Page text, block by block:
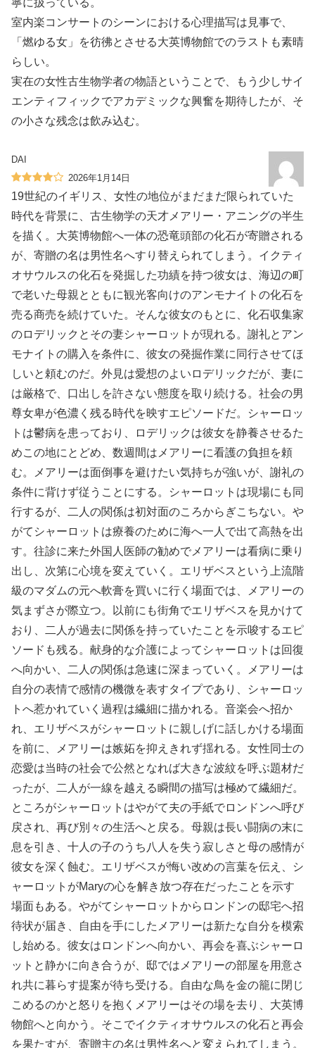
室内楽コンサートのシーンにおける心理描写は見事で、
「燃ゆる女」を彷彿とさせる大英博物館でのラストも素晴
らしい。
実在の女性古生物学者の物語ということで、もう少しサイ
エンティフィックでアカデミックな興奮を期待したが、そ
の小さな残念は飲み込む。
DAI
2026年1月14日
19世紀のイギリス、女性の地位がまだまだ限られていた
時代を背景に、古生物学の天才メアリー・アニングの半生
を描く。大英博物館へ一体の恐竜頭部の化石が寄贈される
が、寄贈の名は男性名へすり替えられてしまう。イクティ
オサウルスの化石を発掘した功績を持つ彼女は、海辺の町
で老いた母親とともに観光客向けのアンモナイトの化石を
売る商売を続けていた。そんな彼女のもとに、化石収集家
のロデリックとその妻シャーロットが現れる。謝礼とアン
モナイトの購入を条件に、彼女の発掘作業に同行させてほ
しいと頼むのだ。外見は愛想のよいロデリックだが、妻に
は厳格で、口出しを許さない態度を取り続ける。社会の男
尊女卑が色濃く残る時代を映すエピソードだ。シャーロッ
トは鬱病を患っており、ロデリックは彼女を静養させるた
めこの地にとどめ、数週間はメアリーに看護の負担を頼
む。メアリーは面倒事を避けたい気持ちが強いが、謝礼の
条件に背けず従うことにする。シャーロットは現場にも同
行するが、二人の関係は初対面のころからぎこちない。や
がてシャーロットは療養のために海へ一人で出て高熱を出
す。往診に来た外国人医師の勧めでメアリーは看病に乗り
出し、次第に心境を変えていく。エリザベスという上流階
級のマダムの元へ軟膏を買いに行く場面では、メアリーの
気まずさが際立つ。以前にも街角でエリザベスを見かけて
おり、二人が過去に関係を持っていたことを示唆するエピ
ソードも残る。献身的な介護によってシャーロットは回復
へ向かい、二人の関係は急速に深まっていく。メアリーは
自分の表情で感情の機微を表すタイプであり、シャーロッ
トへ惹かれていく過程は繊細に描かれる。音楽会へ招か
れ、エリザベスがシャーロットに親しげに話しかける場面
を前に、メアリーは嫉妬を抑えきれず揺れる。女性同士の
恋愛は当時の社会で公然となれば大きな波紋を呼ぶ題材だ
ったが、二人が一線を越える瞬間の描写は極めて繊細だ。
ところがシャーロットはやがて夫の手紙でロンドンへ呼び
戻され、再び別々の生活へと戻る。母親は長い闘病の末に
息を引き、十人の子のうち八人を失う寂しさと母の感情が
彼女を深く蝕む。エリザベスが悔い改めの言葉を伝え、シ
ャーロットがMaryの心を解き放つ存在だったことを示す
場面もある。やがてシャーロットからロンドンの邸宅へ招
待状が届き、自由を手にしたメアリーは新たな自分を模索
し始める。彼女はロンドンへ向かい、再会を喜ぶシャーロ
ットと静かに向き合うが、邸ではメアリーの部屋を用意さ
れ共に暮らす提案が待ち受ける。自由な鳥を金の籠に閉じ
こめるのかと怒りを抱くメアリーはその場を去り、大英博
物館へと向かう。そこでイクティオサウルスの化石と再会
を果たすが、寄贈主の名は男性名へと変えられてしまう。